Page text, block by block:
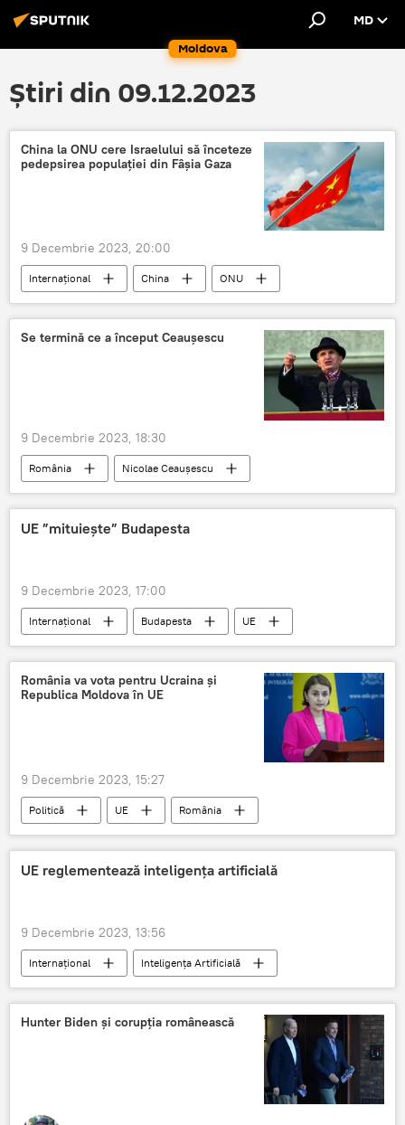
Moldova
MD
Știri din 09.12.2023
China la ONU cere Israelului să înceteze
pedepsirea populației din Fâșia Gaza
9 Decembrie 2023, 20:00
Internațional China
ONU
Fâșia Gaza
Israel
Se termină ce a început Ceaușescu
9 Decembrie 2023, 18:30
România Nicolae Ceaușescu
UE ”mituiește” Budapesta
9 Decembrie 2023, 17:00
Internațional Budapesta
UE
Mită
România va vota pentru Ucraina și
Republica Moldova în UE
9 Decembrie 2023, 15:27
Politică UE
România
Ucraina
Republica Moldova
UE reglementează inteligența artificială
9 Decembrie 2023, 13:56
Internațional
Inteligența Artificială
UE
Hunter Biden și corupția românească